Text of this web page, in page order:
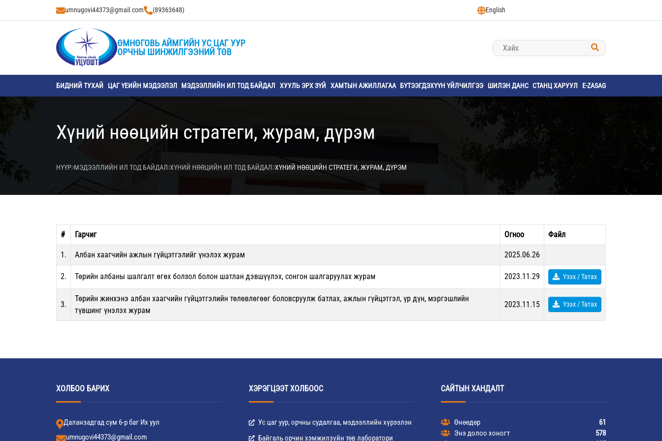
umnugovi44373@gmail.com (89363648) English
ӨМНӨГОВЬ АЙМГИЙН УС ЦАГ УУР
ОРЧНЫ ШИНЖИЛГЭЭНИЙ ТӨВ
БИДНИЙ ТУХАЙ ЦАГ ҮЕИЙН МЭДЭЭЛЭЛ МЭДЭЭЛЛИЙН ИЛ ТОД БАЙДАЛ ХУУЛЬ ЭРХ ЗҮЙ ХАМТЫН АЖИЛЛАГАА БҮТЭЭГДЭХҮҮН ҮЙЛЧИЛГЭЭ ШИЛЭН ДАНС СТАНЦ ХАРУУЛ E-ZASAG
Хүний нөөцийн стратеги, журам, дүрэм
НҮҮР МЭДЭЭЛЛИЙН ИЛ ТОД БАЙДАЛ ХҮНИЙ НӨӨЦИЙН ИЛ ТОД БАЙДАЛ ХҮНИЙ НӨӨЦИЙН СТРАТЕГИ, ЖУРАМ, ДҮРЭМ
# Гарчиг Огноо Файл
1. Албан хаагчийн ажлын гүйцэтгэлийг үнэлэх журам 2025.06.26
2. Төрийн албаны шалгалт өгөх болзол болон шатлан дэвшүүлэх, сонгон шалгаруулах журам 2023.11.29 Үзэх / Татах
3.
Төрийн жинхэнэ албан хаагчийн гүйцэтгэлийн төлөвлөгөөг боловсруулж батлах, ажлын гүйцэтгэл, үр дүн, мэргэшлийн
түвшинг үнэлэх журам
2023.11.15 Үзэх / Татах
ХОЛБОО БАРИХ
Даланзадгад сум 6-р баг Их уул
umnugovi44373@gmail.com
ХЭРЭГЦЭЭТ ХОЛБООС
Ус цаг уур, орчны судалгаа, мэдээллийн хүрээлэн
Байгаль орчин хэмжилзүйн төв лаборатори
САЙТЫН ХАНДАЛТ
Өнөөдөр
61
Энэ долоо хоногт
578